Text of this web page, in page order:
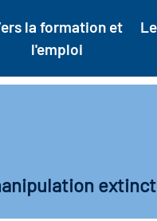
la formation et
l'emploi